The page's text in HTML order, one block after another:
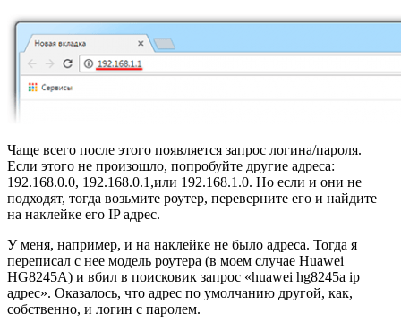
Чаще всего после этого появляется запрос логина/пароля.
Если этого не произошло, попробуйте другие адреса:
192.168.0.0, 192.168.0.1,или 192.168.1.0. Но если и они не
подходят, тогда возьмите роутер, переверните его и найдите
на наклейке его IP адрес.
У меня, например, и на наклейке не было адреса. Тогда я
переписал с нее модель роутера (в моем случае Huawei
HG8245A) и вбил в поисковик запрос «huawei hg8245a ip
адрес». Оказалось, что адрес по умолчанию другой, как,
собственно, и логин с паролем.